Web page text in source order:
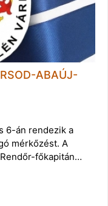
ABAÚJ-
6-án rendezik a
mérkőzést. A
főkapitán…